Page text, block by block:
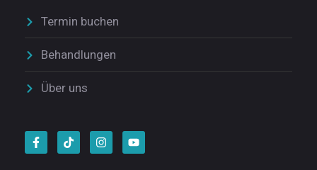
Termin buchen
Behandlungen
Über uns